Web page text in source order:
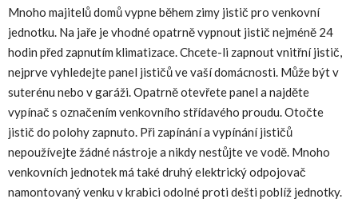
Mnoho majitelů domů vypne během zimy jistič pro venkovní
jednotku. Na jaře je vhodné opatrně vypnout jistič nejméně 24
hodin před zapnutím klimatizace. Chcete-li zapnout vnitřní jistič,
nejprve vyhledejte panel jističů ve vaší domácnosti. Může být v
suterénu nebo v garáži. Opatrně otevřete panel a najděte
vypínač s označením venkovního střídavého proudu. Otočte
jistič do polohy zapnuto. Při zapínání a vypínání jističů
nepoužívejte žádné nástroje a nikdy nestůjte ve vodě. Mnoho
venkovních jednotek má také druhý elektrický odpojovač
namontovaný venku v krabici odolné proti dešti poblíž jednotky.